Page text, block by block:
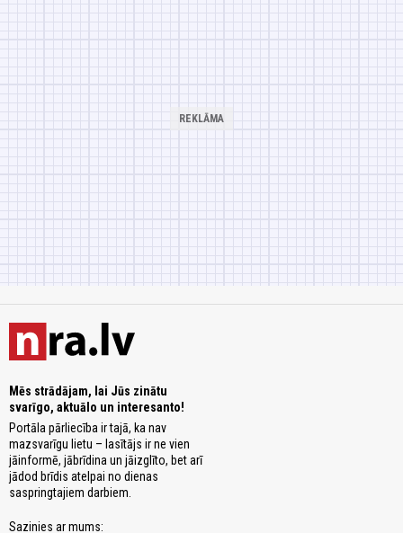
Mēs strādājam, lai Jūs zinātu
svarīgo, aktuālo un interesanto!
Portāla pārliecība ir tajā, ka nav
mazsvarīgu lietu – lasītājs ir ne vien
jāinformē, jābrīdina un jāizglīto, bet arī
jādod brīdis atelpai no dienas
saspringtajiem darbiem.
Sazinies ar mums: